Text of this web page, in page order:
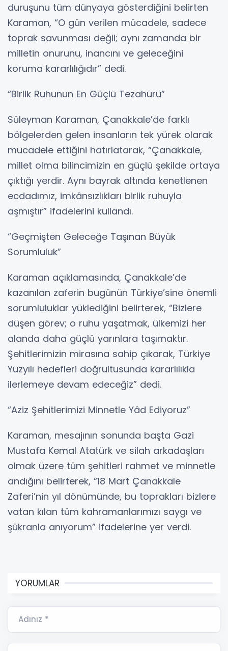
duruşunu tüm dünyaya gösterdiğini belirten
Karaman, “O gün verilen mücadele, sadece
toprak savunması değil; aynı zamanda bir
milletin onurunu, inancını ve geleceğini
koruma kararlılığıdır” dedi.
“Birlik Ruhunun En Güçlü Tezahürü”
Süleyman Karaman, Çanakkale’de farklı
bölgelerden gelen insanların tek yürek olarak
mücadele ettiğini hatırlatarak, “Çanakkale,
millet olma bilincimizin en güçlü şekilde ortaya
çıktığı yerdir. Aynı bayrak altında kenetlenen
ecdadımız, imkânsızlıkları birlik ruhuyla
aşmıştır” ifadelerini kullandı.
“Geçmişten Geleceğe Taşınan Büyük
Sorumluluk”
Karaman açıklamasında, Çanakkale’de
kazanılan zaferin bugünün Türkiye’sine önemli
sorumluluklar yüklediğini belirterek, “Bizlere
düşen görev; o ruhu yaşatmak, ülkemizi her
alanda daha güçlü yarınlara taşımaktır.
Şehitlerimizin mirasına sahip çıkarak, Türkiye
Yüzyılı hedefleri doğrultusunda kararlılıkla
ilerlemeye devam edeceğiz” dedi.
“Aziz Şehitlerimizi Minnetle Yâd Ediyoruz”
Karaman, mesajının sonunda başta Gazi
Mustafa Kemal Atatürk ve silah arkadaşları
olmak üzere tüm şehitleri rahmet ve minnetle
andığını belirterek, “18 Mart Çanakkale
Zaferi’nin yıl dönümünde, bu toprakları bizlere
vatan kılan tüm kahramanlarımızı saygı ve
şükranla anıyorum” ifadelerine yer verdi.
YORUMLAR
Adınız *